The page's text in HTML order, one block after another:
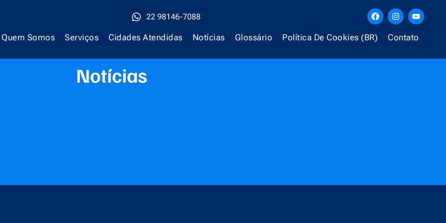
22 98146-7088
Quem Somos Serviços Cidades Atendidas Notícias Glossário Política De Cookies (BR) Contato
Notícias